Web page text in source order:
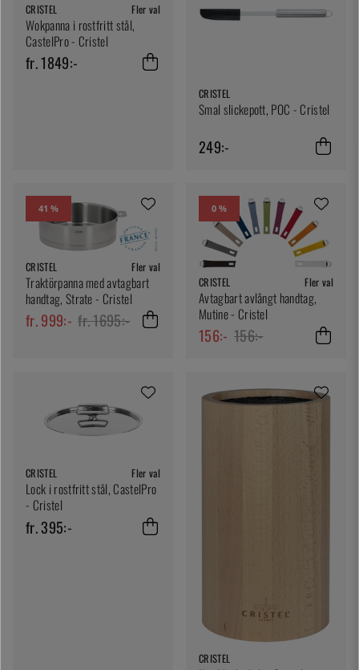
CRISTEL Fler val
Wokpanna i rostfritt stål,
CastelPro - Cristel
fr. 1849:-
CRISTEL
Smal slickepott, POC - Cristel
249:-
41 %
CRISTEL Fler val
Traktörpanna med avtagbart
handtag, Strate - Cristel
fr. 999:- fr. 1695:-
0 %
CRISTEL Fler val
Avtagbart avlångt handtag,
Mutine - Cristel
156:- 156:-
CRISTEL Fler val
Lock i rostfritt stål, CastelPro
- Cristel
fr. 395:-
CRISTEL